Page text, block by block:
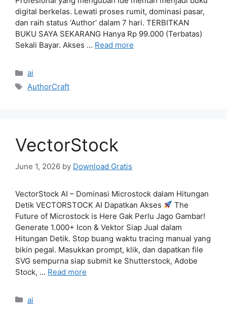
digital berkelas. Lewati proses rumit, dominasi pasar,
dan raih status ‘Author’ dalam 7 hari. TERBITKAN
BUKU SAYA SEKARANG Hanya Rp 99.000 (Terbatas)
Sekali Bayar. Akses … Read more
Categories
ai
Tags
AuthorCraft
VectorStock
June 1, 2026 by Download Gratis
VectorStock AI – Dominasi Microstock dalam Hitungan
Detik VECTORSTOCK AI Dapatkan Akses
The
Future of Microstock is Here Gak Perlu Jago Gambar!
Generate 1.000+ Icon & Vektor Siap Jual dalam
Hitungan Detik. Stop buang waktu tracing manual yang
bikin pegal. Masukkan prompt, klik, dan dapatkan file
SVG sempurna siap submit ke Shutterstock, Adobe
Stock, … Read more
Categories
ai